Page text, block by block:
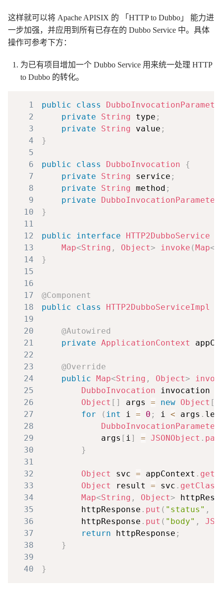
这样就可以将 Apache APISIX 的 「HTTP to Dubbo」 能力进
一步加强，并应用到所有已存在的 Dubbo Service 中。具体
操作可参考下方：
为已有项目增加一个 Dubbo Service 用来统一处理 HTTP
to Dubbo 的转化。
1 public class
2
private String type ;
3
private String value ;
4
}
5
6
public class DubboInvocation
{
7
private String service ;
8
private String method ;
9
private DubboInvocationParameter
10
}
11
12
public interface HTTP2DubboService
13
Map<String , Object> invoke (Map<
14
}
15
16
17
@Component
18
public class HTTP2DubboServiceImpl
19
20
@Autowired
21
private ApplicationContext
22
23
@Override
24
public Map<String , Object>
25
DubboInvocation invocation
26
Object [ ] args = new Object [
27
for ( int i = 0 ; i < args .
28
DubboInvocationParameter
29
            args
[ i] = JSONObject .
30
}
31
32
Object svc = appContext .
33
Object result = svc . getClass
34
Map<String , Object>
35
        httpResponse
. put ( "status" ,
36
        httpResponse
. put ( "body" ,
37
return httpResponse ;
38
}
39
40
}